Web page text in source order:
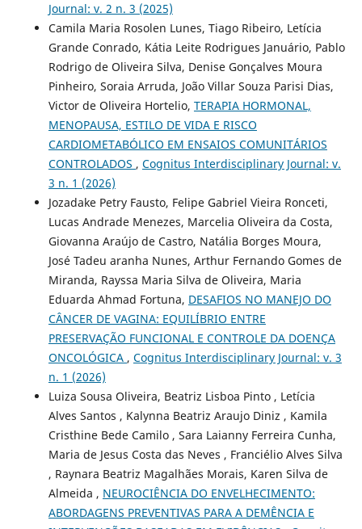
Journal: v. 2 n. 3 (2025)
Camila Maria Rosolen Lunes, Tiago Ribeiro, Letícia
Grande Conrado, Kátia Leite Rodrigues Januário, Pablo
Rodrigo de Oliveira Silva, Denise Gonçalves Moura
Pinheiro, Soraia Arruda, João Villar Souza Parisi Dias,
Victor de Oliveira Hortelio, TERAPIA HORMONAL,
MENOPAUSA, ESTILO DE VIDA E RISCO
CARDIOMETABÓLICO EM ENSAIOS COMUNITÁRIOS
CONTROLADOS , Cognitus Interdisciplinary Journal: v.
3 n. 1 (2026)
Jozadake Petry Fausto, Felipe Gabriel Vieira Ronceti,
Lucas Andrade Menezes, Marcelia Oliveira da Costa,
Giovanna Araújo de Castro, Natália Borges Moura,
José Tadeu aranha Nunes, Arthur Fernando Gomes de
Miranda, Rayssa Maria Silva de Oliveira, Maria
Eduarda Ahmad Fortuna, DESAFIOS NO MANEJO DO
CÂNCER DE VAGINA: EQUILÍBRIO ENTRE
PRESERVAÇÃO FUNCIONAL E CONTROLE DA DOENÇA
ONCOLÓGICA , Cognitus Interdisciplinary Journal: v. 3
n. 1 (2026)
Luiza Sousa Oliveira, Beatriz Lisboa Pinto , Letícia
Alves Santos , Kalynna Beatriz Araujo Diniz , Kamila
Cristhine Bede Camilo , Sara Laianny Ferreira Cunha,
Maria de Jesus Costa das Neves , Franciélio Alves Silva
, Raynara Beatriz Magalhães Morais, Karen Silva de
Almeida , NEUROCIÊNCIA DO ENVELHECIMENTO:
ABORDAGENS PREVENTIVAS PARA A DEMÊNCIA E